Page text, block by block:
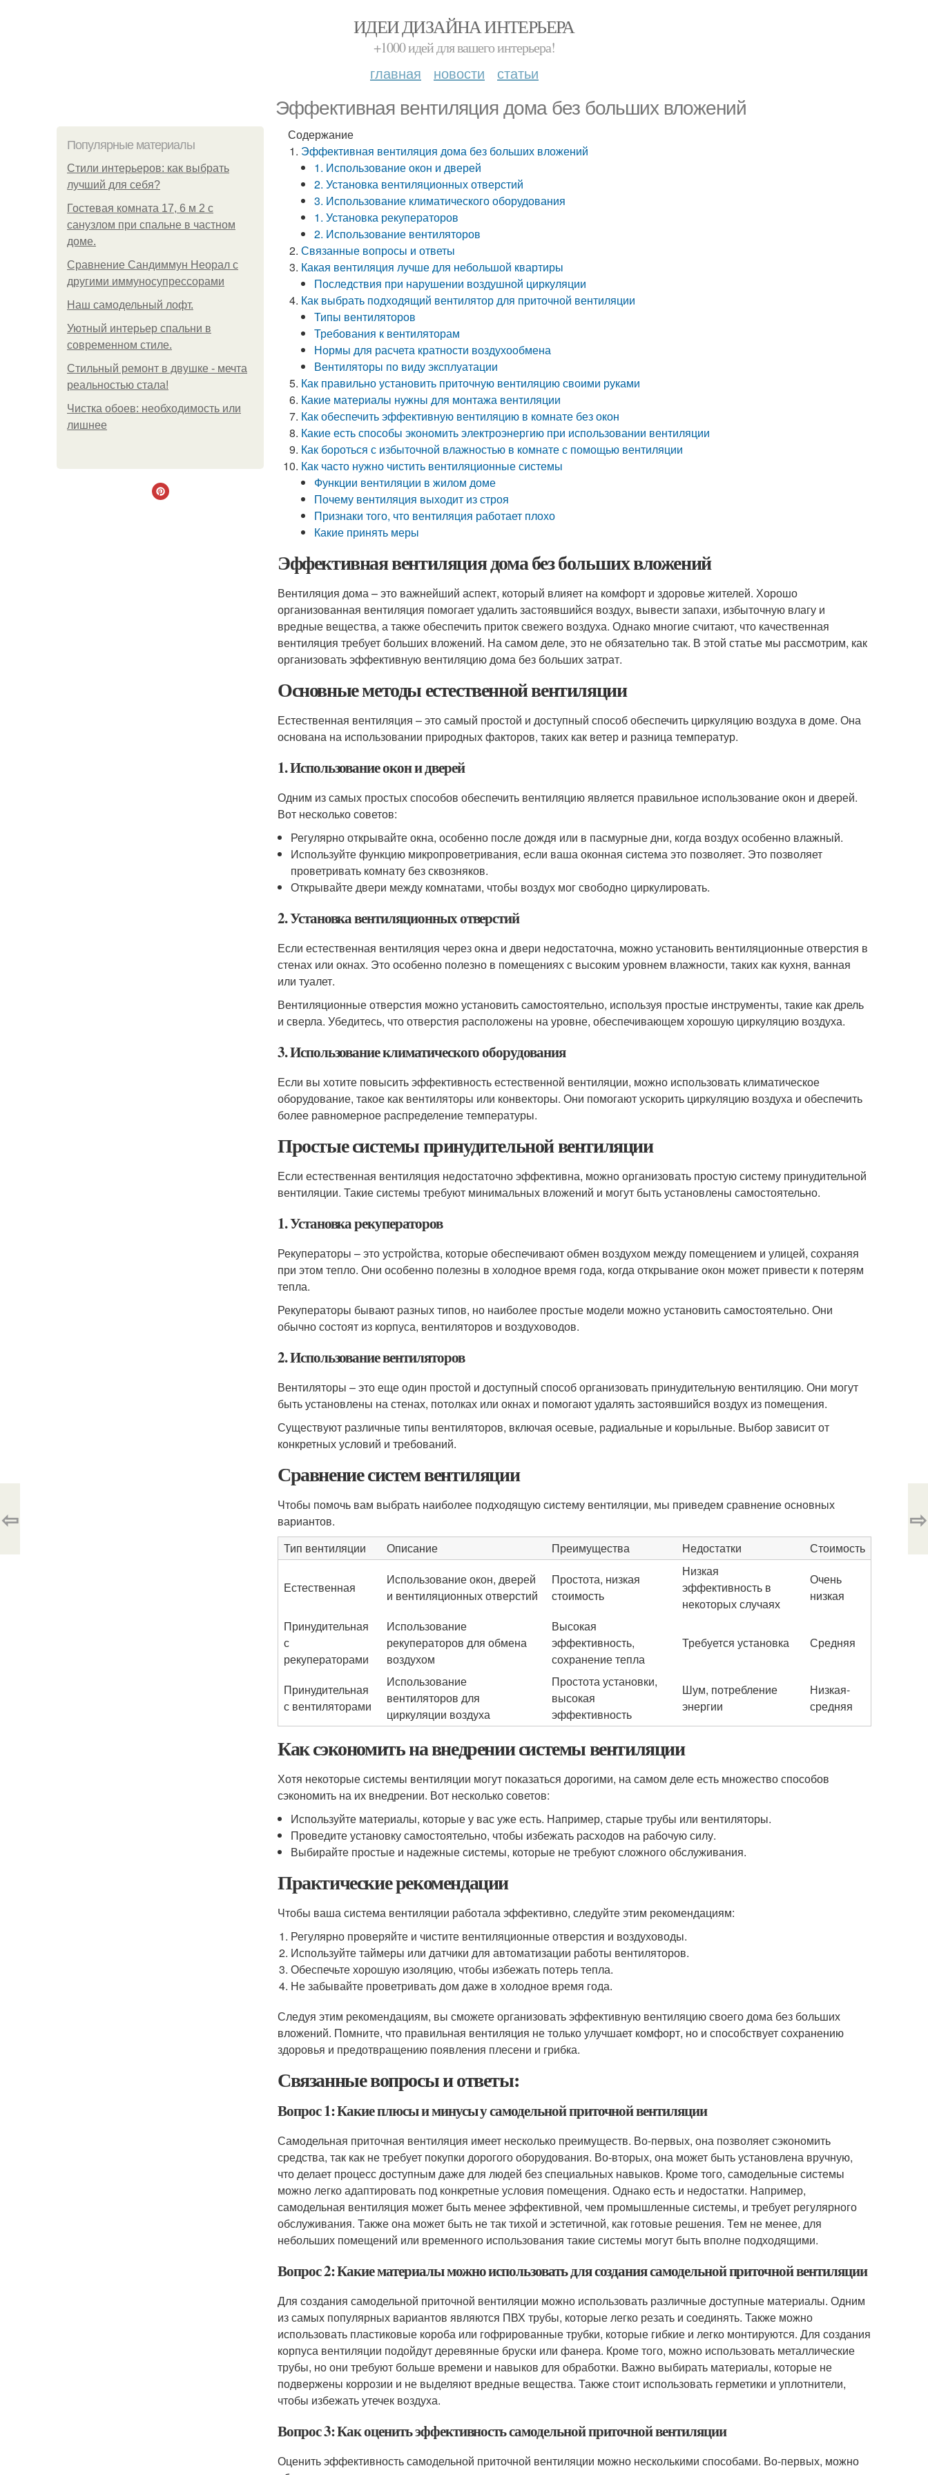
ИДЕИ ДИЗАЙНА ИНТЕРЬЕРА
+1000 идей для вашего интерьера!
главная новости статьи
Эффективная вентиляция дома без больших вложений
Популярные материалы
Стили интерьеров: как выбрать
лучший для себя?
Гостевая комната 17, 6 м 2 с
санузлом при спальне в частном
доме.
Сравнение Сандиммун Неорал с
другими иммуносупрессорами
Наш самодельный лофт.
Уютный интерьер спальни в
современном стиле.
Стильный ремонт в двушке - мечта
реальностью стала!
Чистка обоев: необходимость или
лишнее
Содержание
Эффективная вентиляция дома без больших вложений
1. Использование окон и дверей
2. Установка вентиляционных отверстий
3. Использование климатического оборудования
1. Установка рекуператоров
2. Использование вентиляторов
Связанные вопросы и ответы
Какая вентиляция лучше для небольшой квартиры
Последствия при нарушении воздушной циркуляции
Как выбрать подходящий вентилятор для приточной вентиляции
Типы вентиляторов
Требования к вентиляторам
Нормы для расчета кратности воздухообмена
Вентиляторы по виду эксплуатации
Как правильно установить приточную вентиляцию своими руками
Какие материалы нужны для монтажа вентиляции
Как обеспечить эффективную вентиляцию в комнате без окон
Какие есть способы экономить электроэнергию при использовании вентиляции
Как бороться с избыточной влажностью в комнате с помощью вентиляции
Как часто нужно чистить вентиляционные системы
Функции вентиляции в жилом доме
Почему вентиляция выходит из строя
Признаки того, что вентиляция работает плохо
Какие принять меры
Эффективная вентиляция дома без больших вложений
Вентиляция дома – это важнейший аспект, который влияет на комфорт и здоровье жителей. Хорошо
организованная вентиляция помогает удалить застоявшийся воздух, вывести запахи, избыточную влагу и
вредные вещества, а также обеспечить приток свежего воздуха. Однако многие считают, что качественная
вентиляция требует больших вложений. На самом деле, это не обязательно так. В этой статье мы рассмотрим, как
организовать эффективную вентиляцию дома без больших затрат.
Основные методы естественной вентиляции
Естественная вентиляция – это самый простой и доступный способ обеспечить циркуляцию воздуха в доме. Она
основана на использовании природных факторов, таких как ветер и разница температур.
1. Использование окон и дверей
Одним из самых простых способов обеспечить вентиляцию является правильное использование окон и дверей.
Вот несколько советов:
Регулярно открывайте окна, особенно после дождя или в пасмурные дни, когда воздух особенно влажный.
Используйте функцию микропроветривания, если ваша оконная система это позволяет. Это позволяет
проветривать комнату без сквозняков.
Открывайте двери между комнатами, чтобы воздух мог свободно циркулировать.
2. Установка вентиляционных отверстий
Если естественная вентиляция через окна и двери недостаточна, можно установить вентиляционные отверстия в
стенах или окнах. Это особенно полезно в помещениях с высоким уровнем влажности, таких как кухня, ванная
или туалет.
Вентиляционные отверстия можно установить самостоятельно, используя простые инструменты, такие как дрель
и сверла. Убедитесь, что отверстия расположены на уровне, обеспечивающем хорошую циркуляцию воздуха.
3. Использование климатического оборудования
Если вы хотите повысить эффективность естественной вентиляции, можно использовать климатическое
оборудование, такое как вентиляторы или конвекторы. Они помогают ускорить циркуляцию воздуха и обеспечить
более равномерное распределение температуры.
Простые системы принудительной вентиляции
Если естественная вентиляция недостаточно эффективна, можно организовать простую систему принудительной
вентиляции. Такие системы требуют минимальных вложений и могут быть установлены самостоятельно.
1. Установка рекуператоров
Рекуператоры – это устройства, которые обеспечивают обмен воздухом между помещением и улицей, сохраняя
при этом тепло. Они особенно полезны в холодное время года, когда открывание окон может привести к потерям
тепла.
Рекуператоры бывают разных типов, но наиболее простые модели можно установить самостоятельно. Они
обычно состоят из корпуса, вентиляторов и воздуховодов.
2. Использование вентиляторов
Вентиляторы – это еще один простой и доступный способ организовать принудительную вентиляцию. Они могут
быть установлены на стенах, потолках или окнах и помогают удалять застоявшийся воздух из помещения.
Существуют различные типы вентиляторов, включая осевые, радиальные и корыльные. Выбор зависит от
конкретных условий и требований.
Сравнение систем вентиляции
Чтобы помочь вам выбрать наиболее подходящую систему вентиляции, мы приведем сравнение основных
вариантов.
Тип вентиляции
Описание Преимущества Недостатки Стоимость
Естественная
Использование окон, дверей
и вентиляционных отверстий
Простота, низкая
стоимость
Низкая
эффективность в
некоторых случаях
Очень
низкая
Принудительная
с
рекуператорами
Использование
рекуператоров для обмена
воздухом
Высокая
эффективность,
сохранение тепла
Требуется установка Средняя
Принудительная
с вентиляторами
Использование
вентиляторов для
циркуляции воздуха
Простота установки,
высокая
эффективность
Шум, потребление
энергии
Низкая-
средняя
Как сэкономить на внедрении системы вентиляции
Хотя некоторые системы вентиляции могут показаться дорогими, на самом деле есть множество способов
сэкономить на их внедрении. Вот несколько советов:
Используйте материалы, которые у вас уже есть. Например, старые трубы или вентиляторы.
Проведите установку самостоятельно, чтобы избежать расходов на рабочую силу.
Выбирайте простые и надежные системы, которые не требуют сложного обслуживания.
Практические рекомендации
Чтобы ваша система вентиляции работала эффективно, следуйте этим рекомендациям:
Регулярно проверяйте и чистите вентиляционные отверстия и воздуховоды.
Используйте таймеры или датчики для автоматизации работы вентиляторов.
Обеспечьте хорошую изоляцию, чтобы избежать потерь тепла.
Не забывайте проветривать дом даже в холодное время года.
Следуя этим рекомендациям, вы сможете организовать эффективную вентиляцию своего дома без больших
вложений. Помните, что правильная вентиляция не только улучшает комфорт, но и способствует сохранению
здоровья и предотвращению появления плесени и грибка.
Связанные вопросы и ответы:
Вопрос 1: Какие плюсы и минусы у самодельной приточной вентиляции
Самодельная приточная вентиляция имеет несколько преимуществ. Во-первых, она позволяет сэкономить
средства, так как не требует покупки дорогого оборудования. Во-вторых, она может быть установлена вручную,
что делает процесс доступным даже для людей без специальных навыков. Кроме того, самодельные системы
можно легко адаптировать под конкретные условия помещения. Однако есть и недостатки. Например,
самодельная вентиляция может быть менее эффективной, чем промышленные системы, и требует регулярного
обслуживания. Также она может быть не так тихой и эстетичной, как готовые решения. Тем не менее, для
небольших помещений или временного использования такие системы могут быть вполне подходящими.
Вопрос 2: Какие материалы можно использовать для создания самодельной приточной вентиляции
Для создания самодельной приточной вентиляции можно использовать различные доступные материалы. Одним
из самых популярных вариантов являются ПВХ трубы, которые легко резать и соединять. Также можно
использовать пластиковые короба или гофрированные трубки, которые гибкие и легко монтируются. Для создания
корпуса вентиляции подойдут деревянные бруски или фанера. Кроме того, можно использовать металлические
трубы, но они требуют больше времени и навыков для обработки. Важно выбирать материалы, которые не
подвержены коррозии и не выделяют вредные вещества. Также стоит использовать герметики и уплотнители,
чтобы избежать утечек воздуха.
Вопрос 3: Как оценить эффективность самодельной приточной вентиляции
Оценить эффективность самодельной приточной вентиляции можно несколькими способами. Во-первых, можно
⇦ ⇨